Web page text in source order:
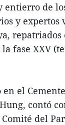
entierro de
y expertos
fase XXV
en el
contó
del